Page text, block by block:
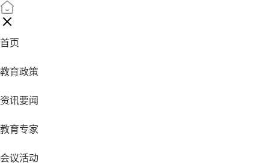
首页
教育政策
资讯要闻
教育专家
会议活动